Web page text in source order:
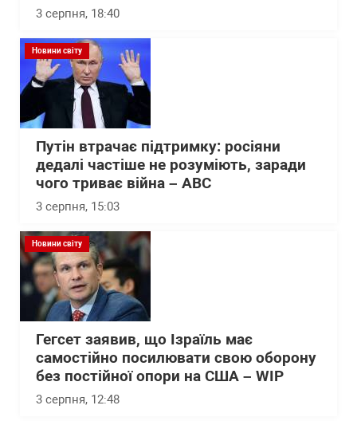
3 серпня, 18:40
Новини світу
Путін втрачає підтримку: росіяни
дедалі частіше не розуміють, заради
чого триває війна – АВС
3 серпня, 15:03
Новини світу
Гегсет заявив, що Ізраїль має
самостійно посилювати свою оборону
без постійної опори на США – WІP
3 серпня, 12:48